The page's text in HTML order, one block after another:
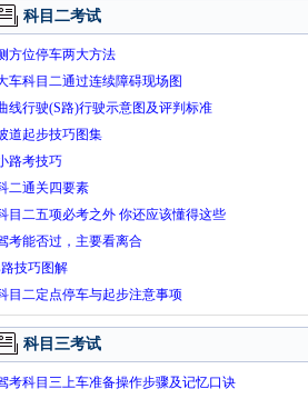
科目二考试
方位停车两大方法
车科目二通过连续障碍现场图
线行驶(S路)行驶示意图及评判标准
道起步技巧图集
路考技巧
二通关四要素
目二五项必考之外 你还应该懂得这些
考能否过，主要看离合
技巧图解
目二定点停车与起步注意事项
科目三考试
考科目三上车准备操作步骤及记忆口诀